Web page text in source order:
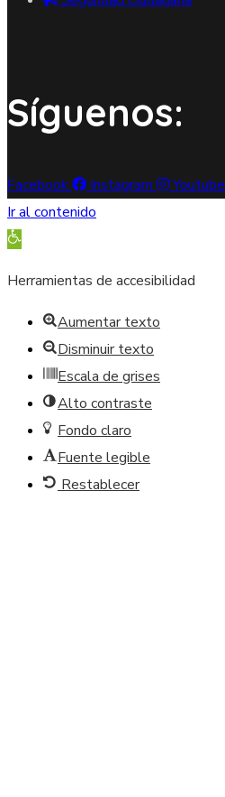
Síguenos:
Facebook Instagram Youtube
Ir al contenido
Abrir barra de herramientas
Herramientas de accesibilidad
Aumentar texto
Disminuir texto
Escala de grises
Alto contraste
Fondo claro
Fuente legible
Restablecer